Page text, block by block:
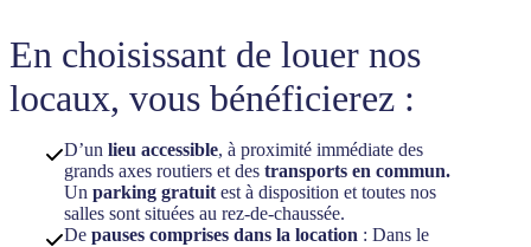
En choisissant de louer nos
locaux, vous bénéficierez :
D’un lieu accessible, à proximité immédiate des
grands axes routiers et des transports en commun.
Un parking gratuit est à disposition et toutes nos
salles sont situées au rez-de-chaussée.
De pauses comprises dans la location : Dans le